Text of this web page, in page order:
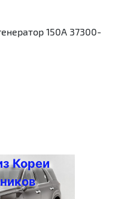
150А 37300-
Кореи